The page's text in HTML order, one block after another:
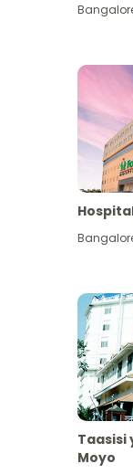
Taasisi
Moyo